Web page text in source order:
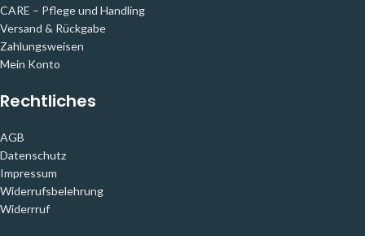
CARE – Pflege und Handling
Versand & Rückgabe
Zahlungsweisen
Mein Konto
Rechtliches
AGB
Datenschutz
Impressum
Widerrufsbelehrung
Widerrruf